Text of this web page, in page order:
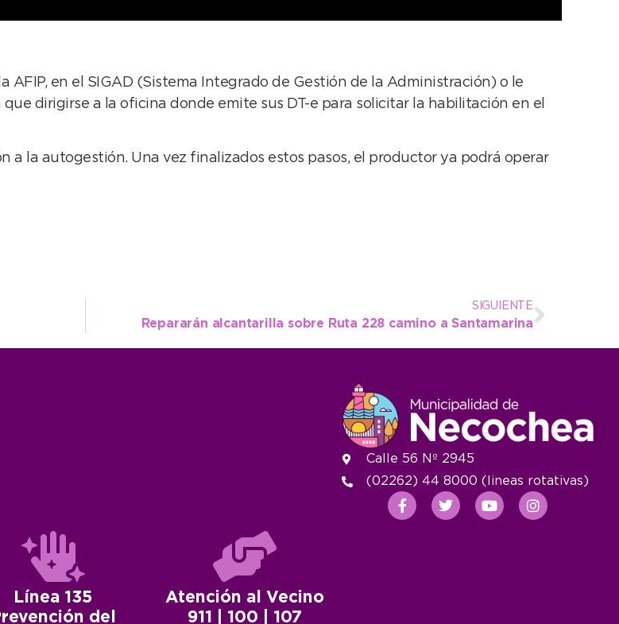
AFIP, en el SIGAD (Sistema Integrado de Gestión de la Administración) o le
dirigirse a la oficina donde emite sus DT-e para solicitar la habilitación en el
a la autogestión. Una vez finalizados estos pasos, el productor ya podrá operar
SIGUIENTE
Repararán alcantarilla sobre Ruta 228 camino a Santamarina
Línea 135
del
Atención al Vecino
911 | 100 | 107
Calle 56 Nº 2945
(02262) 44 8000 (lineas rotativas)